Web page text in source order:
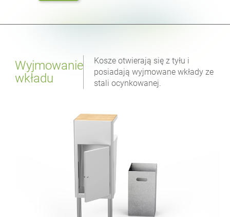
Wyjmowanie
wkładu
Kosze otwierają się z tyłu i
posiadają wyjmowane wkłady ze
stali ocynkowanej.